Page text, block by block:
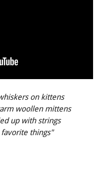
on kittens
woollen mittens
up with strings
things"